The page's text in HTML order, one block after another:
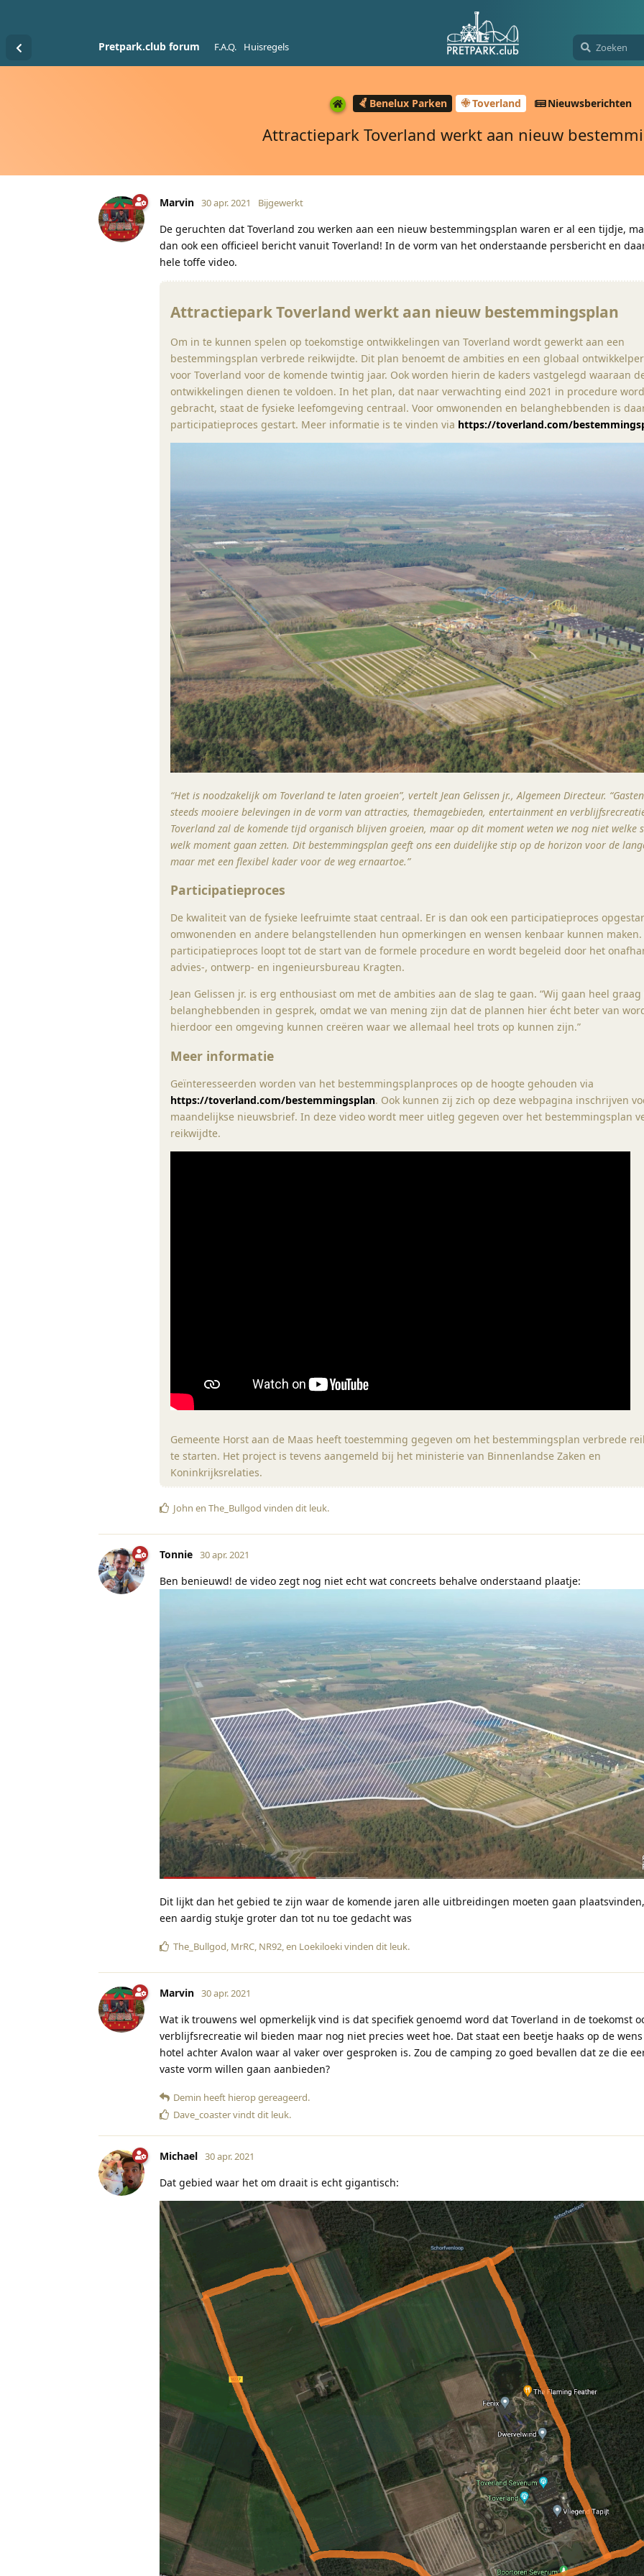
Pretpark.club forum F.A.Q. Huisregels
Benelux Parken Toverland Nieuwsberichten
Attractiepark Toverland werkt aan nieuw
Marvin 30 apr. 2021 Bijgewerkt
De geruchten dat Toverland zou werken aan een nieuw bestemmingsplan waren er al een tijdje,
dan ook een officieel bericht vanuit Toverland! In de vorm van het onderstaande persbericht en
hele toffe video.
Attractiepark Toverland werkt aan nieuw bestemmingsplan
Om in te kunnen spelen op toekomstige ontwikkelingen van Toverland wordt gewerkt aan een
bestemmingsplan verbrede reikwijdte. Dit plan benoemt de ambities en een globaal
voor Toverland voor de komende twintig jaar. Ook worden hierin de kaders vastgelegd waaraan
ontwikkelingen dienen te voldoen. In het plan, dat naar verwachting eind 2021 in procedure
gebracht, staat de fysieke leefomgeving centraal. Voor omwonenden en belanghebbenden is
participatieproces gestart. Meer informatie is te vinden via https://toverland.com/
“Het is noodzakelijk om Toverland te laten groeien”, vertelt Jean Gelissen jr., Algemeen Directeur.
steeds mooiere belevingen in de vorm van attracties, themagebieden, entertainment en
Toverland zal de komende tijd organisch blijven groeien, maar op dit moment weten we nog niet welke
welk moment gaan zetten. Dit bestemmingsplan geeft ons een duidelijke stip op de horizon voor de
maar met een flexibel kader voor de weg ernaartoe.”
Participatieproces
De kwaliteit van de fysieke leefruimte staat centraal. Er is dan ook een participatieproces
omwonenden en andere belangstellenden hun opmerkingen en wensen kenbaar kunnen maken.
participatieproces loopt tot de start van de formele procedure en wordt begeleid door het
advies-, ontwerp- en ingenieursbureau Kragten.
Jean Gelissen jr. is erg enthousiast om met de ambities aan de slag te gaan. “Wij gaan heel
belanghebbenden in gesprek, omdat we van mening zijn dat de plannen hier écht beter van
hierdoor een omgeving kunnen creëren waar we allemaal heel trots op kunnen zijn.”
Meer informatie
Geïnteresseerden worden van het bestemmingsplanproces op de hoogte gehouden via
https://toverland.com/bestemmingsplan. Ook kunnen zij zich op deze webpagina inschrijven
maandelijkse nieuwsbrief. In deze video wordt meer uitleg gegeven over het bestemmingsplan
reikwijdte.
Gemeente Horst aan de Maas heeft toestemming gegeven om het bestemmingsplan verbrede
te starten. Het project is tevens aangemeld bij het ministerie van Binnenlandse Zaken en
Koninkrijksrelaties.
John en The_Bullgod vinden dit leuk.
Tonnie 30 apr. 2021
Ben benieuwd! de video zegt nog niet echt wat concreets behalve onderstaand plaatje:
Dit lijkt dan het gebied te zijn waar de komende jaren alle uitbreidingen moeten gaan
een aardig stukje groter dan tot nu toe gedacht was
The_Bullgod, MrRC, NR92, en Loekiloekivinden dit leuk.
Marvin 30 apr. 2021
Wat ik trouwens wel opmerkelijk vind is dat specifiek genoemd word dat Toverland in de toekomst
verblijfsrecreatie wil bieden maar nog niet precies weet hoe. Dat staat een beetje haaks op de
hotel achter Avalon waar al vaker over gesproken is. Zou de camping zo goed bevallen dat ze die
vaste vorm willen gaan aanbieden?
Demin heeft hierop gereageerd.
Dave_coastervindt dit leuk.
Michael 30 apr. 2021
Dat gebied waar het om draait is echt gigantisch: